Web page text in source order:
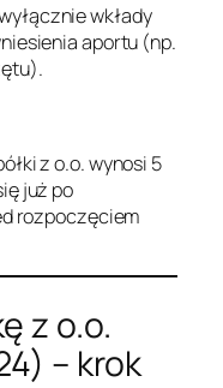
wkłady
aportu (np.
z o.o. wynosi 5
już po
rozpoczęciem
z o.o.
– krok